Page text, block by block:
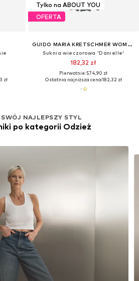
zł
Tylko na ABOUT YOU
OFERTA
GUIDO MARIA KRETSCHMER WOMEN
Suknia wieczorowa 'Danielle'
182,32 zł
Pierwotnie: 574,90 zł
Ostatnia najniższa cena:182,32 zł
NAJLEPSZY STYL
po kategorii Odzież